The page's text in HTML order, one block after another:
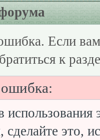
Если
к
сделайте это,